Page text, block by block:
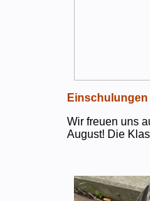
Wir freuen uns
August! Die